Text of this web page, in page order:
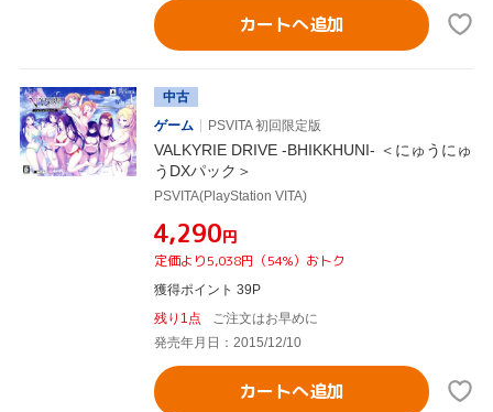
カートへ追加
中古
ゲーム
PSVITA 初回限定版
VALKYRIE DRIVE -BHIKKHUNI- ＜にゅうにゅ
うDXパック＞
PSVITA(PlayStation VITA)
¥4,290円
定価より5,038円（54%）おトク
獲得ポイント 39P
残り1点
ご注文はお早めに
発売年月日：2015/12/10
カートへ追加